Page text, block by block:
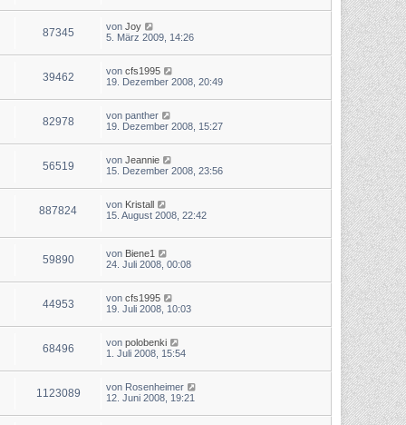
87345 von Joy
5. März 2009, 14:26
39462 von cfs1995
19. Dezember 2008, 20:49
82978 von panther
19. Dezember 2008, 15:27
56519 von Jeannie
15. Dezember 2008, 23:56
887824 von Kristall
15. August 2008, 22:42
59890 von Biene1
24. Juli 2008, 00:08
44953 von cfs1995
19. Juli 2008, 10:03
68496 von polobenki
1. Juli 2008, 15:54
1123089 von Rosenheimer
12. Juni 2008, 19:21